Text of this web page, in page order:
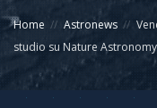
Home Astronews
studio su Nature